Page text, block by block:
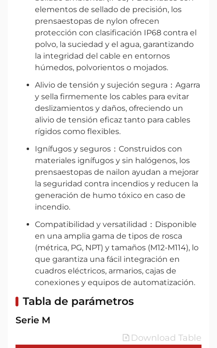
elementos de sellado de precisión, los
prensaestopas de nylon ofrecen
protección con clasificación IP68 contra el
polvo, la suciedad y el agua, garantizando
la integridad del cable en entornos
húmedos, polvorientos o mojados.
Alivio de tensión y sujeción segura：Agarra
y sella firmemente los cables para evitar
deslizamientos y daños, ofreciendo un
alivio de tensión eficaz tanto para cables
rígidos como flexibles.
Ignífugos y seguros：Construidos con
materiales ignífugos y sin halógenos, los
prensaestopas de nailon ayudan a mejorar
la seguridad contra incendios y reducen la
generación de humo tóxico en caso de
incendio.
Compatibilidad y versatilidad：Disponible
en una amplia gama de tipos de rosca
(métrica, PG, NPT) y tamaños (M12-M114), lo
que garantiza una fácil integración en
cuadros eléctricos, armarios, cajas de
conexiones y equipos de automatización.
Tabla de parámetros
Serie M
Download Table